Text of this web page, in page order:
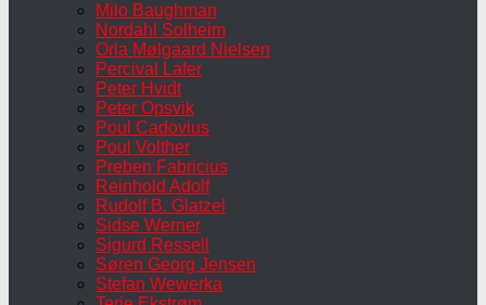
Milo Baughman
Nordahl Solheim
Orla Mølgaard Nielsen
Percival Lafer
Peter Hvidt
Peter Opsvik
Poul Cadovius
Poul Volther
Preben Fabricius
Reinhold Adolf
Rudolf B. Glatzel
Sidse Werner
Sigurd Ressell
Søren Georg Jensen
Stefan Wewerka